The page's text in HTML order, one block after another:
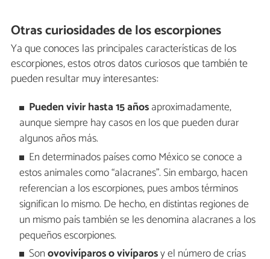
Otras curiosidades de los escorpiones
Ya que conoces las principales características de los
escorpiones, estos otros datos curiosos que también te
pueden resultar muy interesantes:
Pueden vivir hasta 15 añosaproximadamente,
aunque siempre hay casos en los que pueden durar
algunos años más.
En determinados países como México se conoce a
estos animales como “alacranes”. Sin embargo, hacen
referencian a los escorpiones, pues ambos términos
significan lo mismo. De hecho, en distintas regiones de
un mismo país también se les denomina alacranes a los
pequeños escorpiones.
Sonovovivíparos o vivíparosy el número de crías